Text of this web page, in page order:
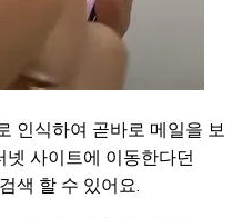
인식하여 곧바로 메일을 보
사이트에 이동한다던
색 할 수 있어요.